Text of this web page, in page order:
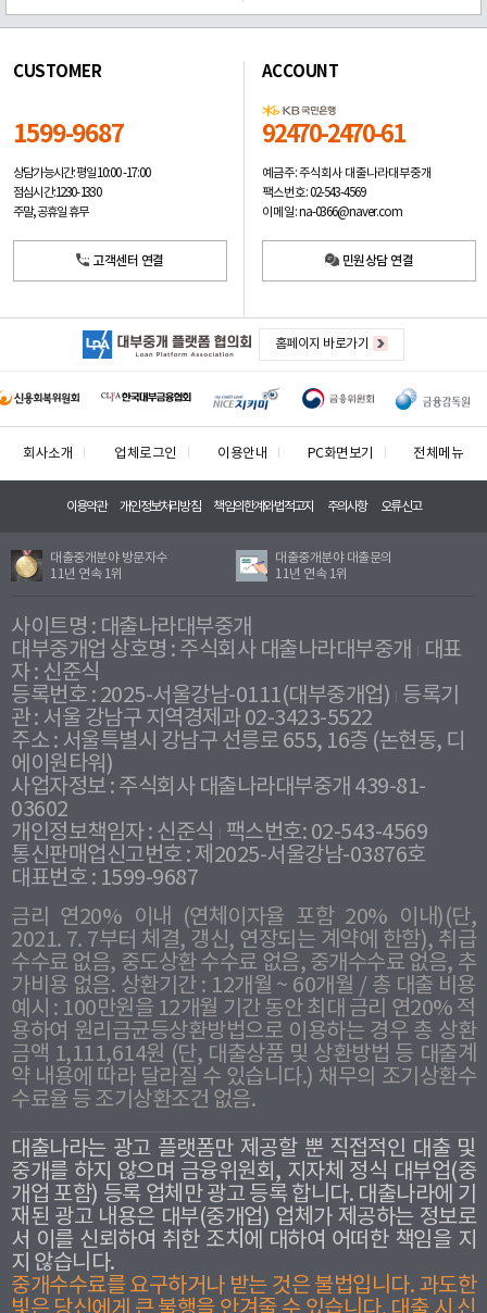
CUSTOMER
1599-9687
상담가능시간: 평일10:00 -17:00
점심시간: 12:30 - 13:30
주말, 공휴일 휴무
고객센터 연결
ACCOUNT
92470-2470-61
예금주: 주식회사 대출나라대부중개
팩스번호: 02-543-4569
이메일: na-0366@naver.com
민원상담 연결
홈페이지 바로가기
회사소개 업체로그인 이용안내 PC화면보기 전체메뉴
이용약관 개인정보처리방침 책임의한계와법적고지 주의사항 오류신고
대출중개분야 방문자수
11년 연속 1위
대출중개분야 대출문의
11년 연속 1위
사이트명 : 대출나라대부중개
대부중개업 상호명 : 주식회사 대출나라대부중개
대표
자 : 신준식
등록번호 : 2025-서울강남-0111(대부중개업) 등록기
관 : 서울 강남구 지역경제과 02-3423-5522
주소 : 서울특별시 강남구 선릉로 655, 16층 (논현동, 디
에이원타워)
사업자정보 : 주식회사 대출나라대부중개 439-81-
03602
개인정보책임자 : 신준식
팩스번호: 02-543-4569
통신판매업신고번호 : 제2025-서울강남-03876호
대표번호 : 1599-9687
금리 연20% 이내 (연체이자율 포함 20% 이내)(단,
2021. 7. 7부터 체결, 갱신, 연장되는 계약에 한함), 취급
수수료 없음, 중도상환 수수료 없음, 중개수수료 없음, 추
가비용 없음. 상환기간 : 12개월 ~ 60개월 / 총 대출 비용
예시 : 100만원을 12개월 기간 동안 최대 금리 연20% 적
용하여 원리금균등상환방법으로 이용하는 경우 총 상환
금액 1,111,614원 (단, 대출상품 및 상환방법 등 대출계
약 내용에 따라 달라질 수 있습니다.) 채무의 조기상환수
수료율 등 조기상환조건 없음.
대출나라는 광고 플랫폼만 제공할 뿐 직접적인 대출 및
중개를 하지 않으며 금융위원회, 지자체 정식 대부업(중
개업 포함) 등록 업체만 광고 등록 합니다. 대출나라에 기
재된 광고 내용은 대부(중개업) 업체가 제공하는 정보로
서 이를 신뢰하여 취한 조치에 대하여 어떠한 책임을 지
지 않습니다.
중개수수료를 요구하거나 받는 것은 불법입니다. 과도한